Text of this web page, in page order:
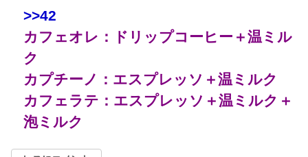
>>42
カフェオレ：ドリップコーヒー＋温ミル
ク
カプチーノ：エスプレッソ＋温ミルク
カフェラテ：エスプレッソ＋温ミルク＋
泡ミルク